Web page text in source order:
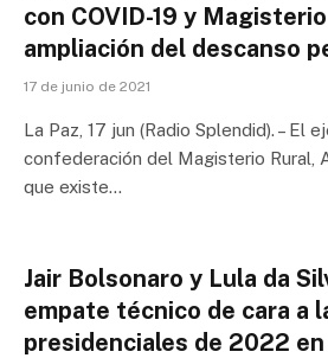
con COVID-19 y
ampliación del descanso
17 de junio de 2021
La Paz, 17 jun (Radio Splendid). – El
confederación del Magisterio Rural,
que existe…
Jair Bolsonaro y Lula da
empate técnico de cara a
presidenciales de 2022